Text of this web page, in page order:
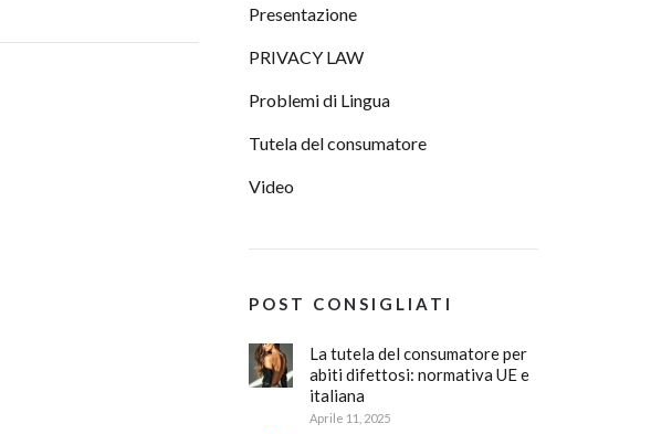
Presentazione
PRIVACY LAW
Problemi di Lingua
Tutela del consumatore
Video
POST CONSIGLIATI
La tutela del consumatore per
abiti difettosi: normativa UE e
italiana
Aprile 11, 2025